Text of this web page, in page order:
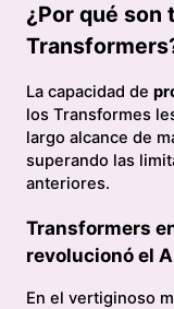
¿Por qué
La capacidad de
los Transformes
largo alcance de
superando las
anteriores.
Transformers
revolucionó el
En el vertiginoso